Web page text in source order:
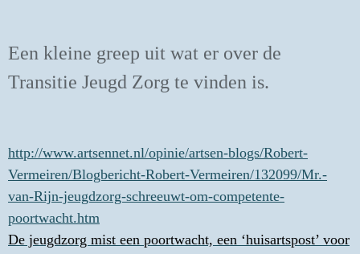
Een kleine greep uit wat er over de
Transitie Jeugd Zorg te vinden is.
http://www.artsennet.nl/opinie/artsen-blogs/Robert-
Vermeiren/Blogbericht-Robert-Vermeiren/132099/Mr.-
van-Rijn-jeugdzorg-schreeuwt-om-competente-
poortwacht.htm
De jeugdzorg mist een poortwacht, een ‘huisartspost’ voor